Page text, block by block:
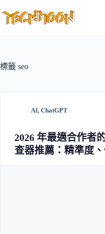
至
容
標籤 seo
AI, ChatGPT
2026 年最適合作者
查器推薦：精準度